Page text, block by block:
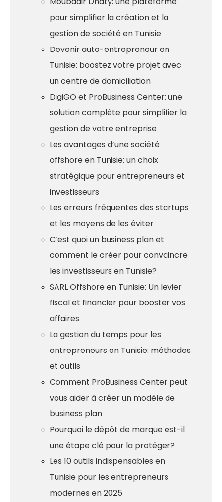
pour simplifier la création et la
gestion de société en Tunisie
Devenir auto-entrepreneur en
Tunisie: boostez votre projet avec
un centre de domiciliation
DigiGO et ProBusiness Center: une
solution complète pour simplifier la
gestion de votre entreprise
Les avantages d’une société
offshore en Tunisie: un choix
stratégique pour entrepreneurs et
investisseurs
Les erreurs fréquentes des startups
et les moyens de les éviter
C’est quoi un business plan et
comment le créer pour convaincre
les investisseurs en Tunisie?
SARL Offshore en Tunisie: Un levier
fiscal et financier pour booster vos
affaires
La gestion du temps pour les
entrepreneurs en Tunisie: méthodes
et outils
Comment ProBusiness Center peut
vous aider à créer un modèle de
business plan
Pourquoi le dépôt de marque est-il
une étape clé pour la protéger?
Les 10 outils indispensables en
Tunisie pour les entrepreneurs
modernes en 2025